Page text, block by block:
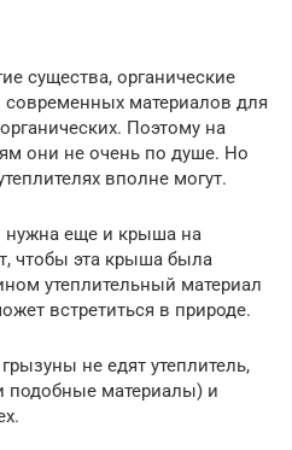
существа, органические
материалов для
Поэтому на
они не очень по душе. Но
вполне могут.
нужна еще и крыша на
чтобы эта крыша была
утеплительный материал
встретиться в природе.
не едят утеплитель,
подобные материалы) и